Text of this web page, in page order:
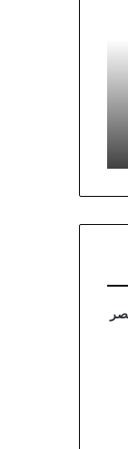
من
لتغيير